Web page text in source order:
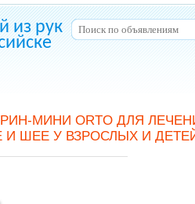
из рук
МИНИ ORTO ДЛЯ
ШЕЕ У ВЗРОСЛЫХ И